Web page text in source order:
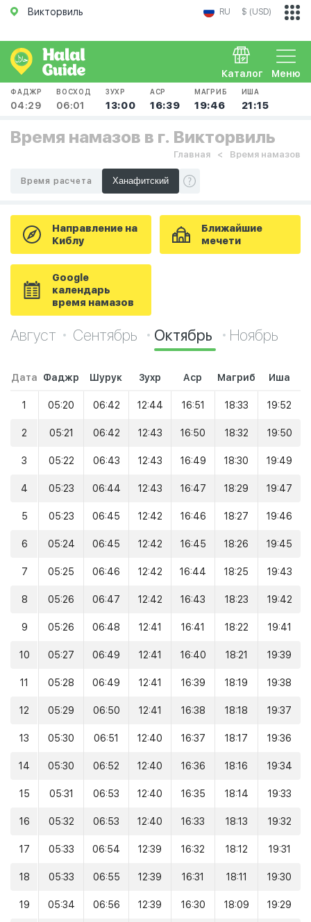
Викторвиль RU $ (USD)
Меню
Каталог
ФАДЖР
04:29
ВОСХОД
06:01
ЗУХР
13:00
АСР
16:39
МАГРИБ
19:46
ИША
21:15
Время намазов в г. Викторвиль
Главная Время намазов
Время расчета
Направление на
Киблу
Ближайшие
мечети
Google
календарь
время намазов
Август Сентябрь Октябрь Ноябрь
Дата Фаджр Шурук Зухр Аср Магриб Иша
1 05:20 06:42 12:44 16:51 18:33 19:52
2 05:21 06:42 12:43 16:50 18:32 19:50
3 05:22 06:43 12:43 16:49 18:30 19:49
4 05:23 06:44 12:43 16:47 18:29 19:47
5 05:23 06:45 12:42 16:46 18:27 19:46
6 05:24 06:45 12:42 16:45 18:26 19:45
7 05:25 06:46 12:42 16:44 18:25 19:43
8 05:26 06:47 12:42 16:43 18:23 19:42
9 05:26 06:48 12:41 16:41 18:22 19:41
10 05:27 06:49 12:41 16:40 18:21 19:39
11 05:28 06:49 12:41 16:39 18:19 19:38
12 05:29 06:50 12:41 16:38 18:18 19:37
13 05:30 06:51 12:40 16:37 18:17 19:36
14 05:30 06:52 12:40 16:36 18:16 19:34
15 05:31 06:53 12:40 16:35 18:14 19:33
16 05:32 06:53 12:40 16:33 18:13 19:32
17 05:33 06:54 12:39 16:32 18:12 19:31
18 05:33 06:55 12:39 16:31 18:11 19:30
19 05:34 06:56 12:39 16:30 18:09 19:29